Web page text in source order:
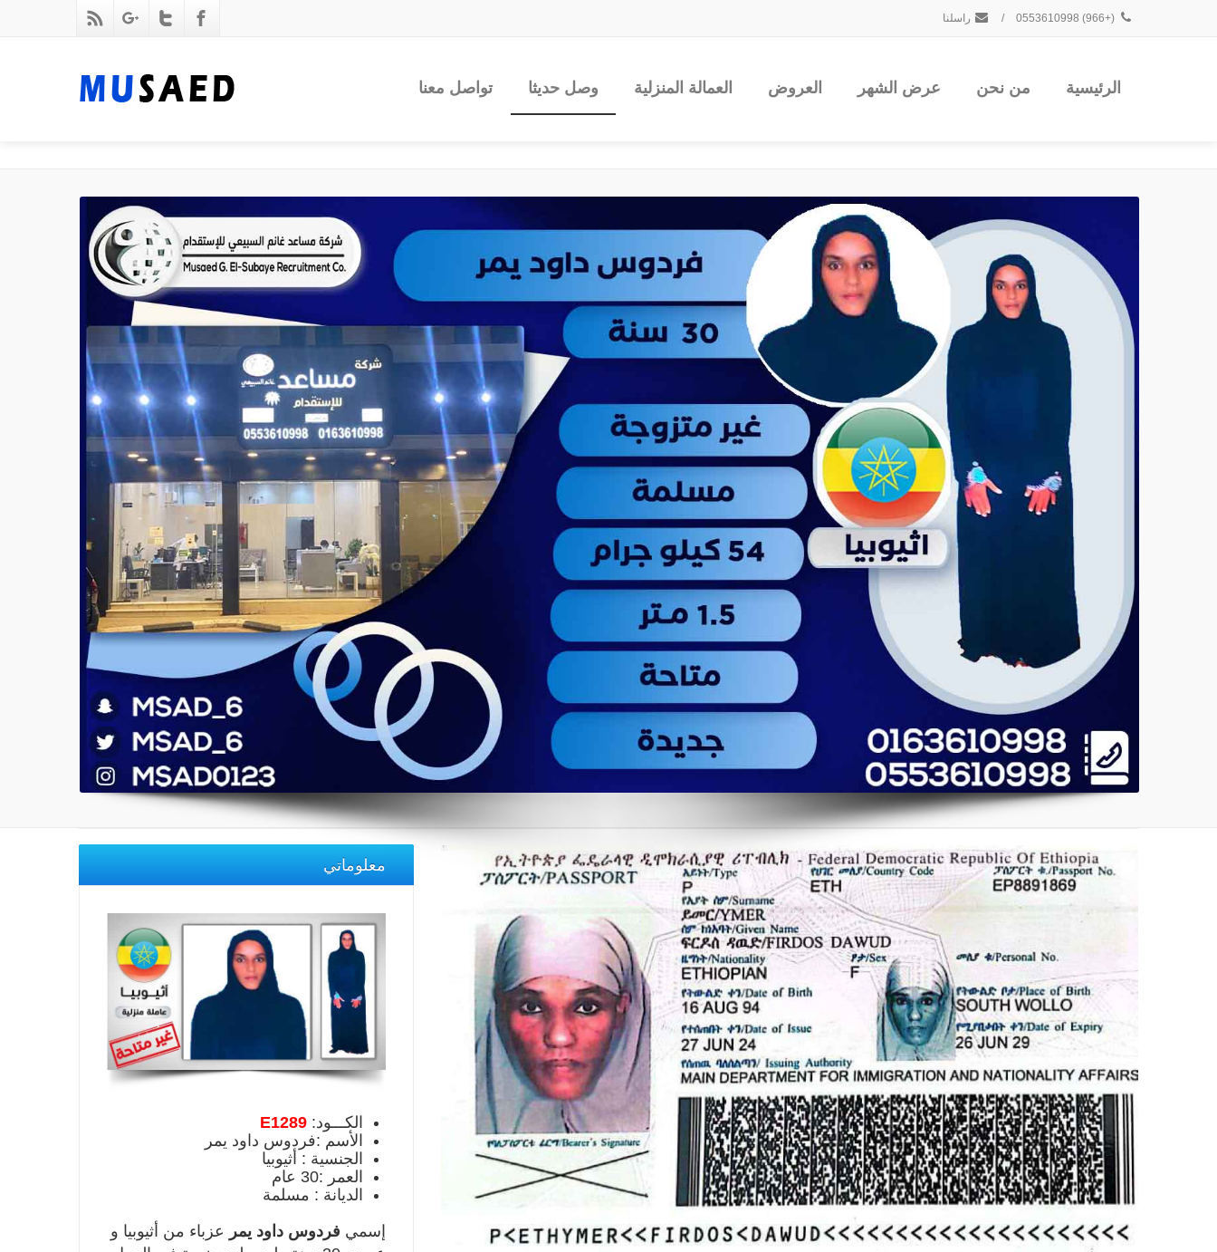
(+966) 0553610998
/ راسلنا
الرئيسية من نحن عرض الشهر العروض العمالة المنزلية وصل حديثا تواصل معنا
معلوماتي
الكـــود: E1289
الأسم :فردوس داود يمر
الجنسية : أثيوبيا
العمر :30 عام
الديانة : مسلمة
إسمي فردوس داود يمر عزباء من أثيوبيا و